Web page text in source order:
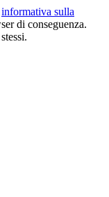
informativa sulla
di conseguenza.